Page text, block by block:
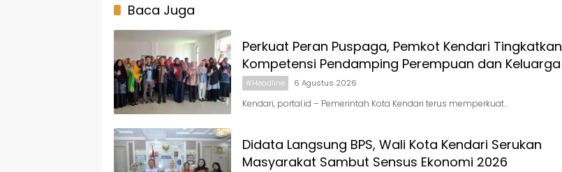
Baca Juga
Perkuat Peran Puspaga, Pemkot Kendari Tingkatkan
Kompetensi Pendamping Perempuan dan Keluarga
#Headline 6 Agustus 2026
Kendari, portal.id – Pemerintah Kota Kendari terus memperkuat…
Didata Langsung BPS, Wali Kota Kendari Serukan
Masyarakat Sambut Sensus Ekonomi 2026